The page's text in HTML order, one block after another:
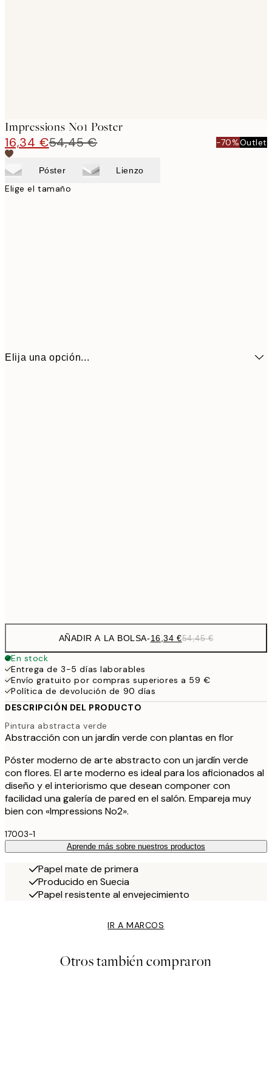
Impressions No1 Poster
16,34 €54,45 € -70%Outlet
Póster Lienzo
Elige el tamaño
Elija una opción...
AÑADIR A LA BOLSA-16,34 €54,45 €
En stock
Entrega de 3-5 días laborables
Envío gratuito por compras superiores a 59 €
Política de devolución de 90 días
DESCRIPCIÓN DEL PRODUCTO
Pintura abstracta verde
Abstracción con un jardín verde con plantas en flor
Póster moderno de arte abstracto con un jardín verde
con flores. El arte moderno es ideal para los aficionados al
diseño y el interiorismo que desean componer con
facilidad una galería de pared en el salón. Empareja muy
bien con «Impressions No2».
17003-1
Aprende más sobre nuestros productos
Papel mate de primera
Producido en Suecia
Papel resistente al envejecimiento
IR A MARCOS
Otros también compraron